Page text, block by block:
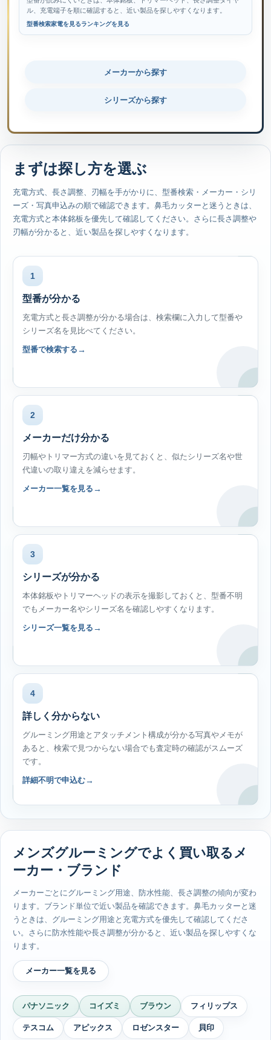
メーカーから探す
シリーズから探す
ル、充電端子を順に確認すると、近い製品を探しやすくなります。
型番検索家電を見るランキングを見る
まずは探し方を選ぶ
充電方式、長さ調整、刃幅を手がかりに、型番検索・メーカー・シリ
ーズ・写真申込みの順で確認できます。鼻毛カッターと迷うときは、
充電方式と本体銘板を優先して確認してください。さらに長さ調整や
刃幅が分かると、近い製品を探しやすくなります。
1
型番が分かる
充電方式と長さ調整が分かる場合は、検索欄に入力して型番や
シリーズ名を見比べてください。
型番で検索する
2
メーカーだけ分かる
刃幅やトリマー方式の違いを見ておくと、似たシリーズ名や世
代違いの取り違えを減らせます。
メーカー一覧を見る
3
シリーズが分かる
本体銘板やトリマーヘッドの表示を撮影しておくと、型番不明
でもメーカー名やシリーズ名を確認しやすくなります。
シリーズ一覧を見る
4
詳しく分からない
グルーミング用途とアタッチメント構成が分かる写真やメモが
あると、検索で見つからない場合でも査定時の確認がスムーズ
です。
詳細不明で申込む
メンズグルーミングでよく買い取るメ
ーカー・ブランド
メーカーごとにグルーミング用途、防水性能、長さ調整の傾向が変わ
ります。ブランド単位で近い製品を確認できます。鼻毛カッターと迷
うときは、グルーミング用途と充電方式を優先して確認してくださ
い。さらに防水性能や長さ調整が分かると、近い製品を探しやすくな
ります。
メーカー一覧を見る
パナソニック コイズミ ブラウン フィリップス
テスコム アピックス ロゼンスター 貝印